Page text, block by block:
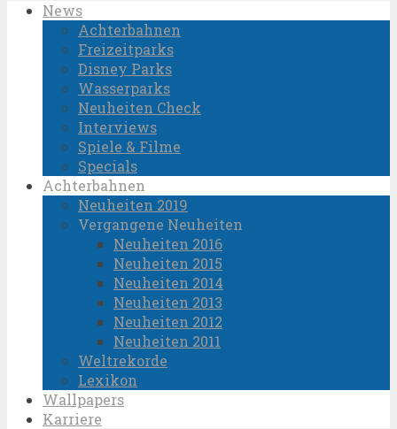
News
Achterbahnen
Freizeitparks
Disney Parks
Wasserparks
Neuheiten Check
Interviews
Spiele & Filme
Specials
Achterbahnen
Neuheiten 2019
Vergangene Neuheiten
Neuheiten 2016
Neuheiten 2015
Neuheiten 2014
Neuheiten 2013
Neuheiten 2012
Neuheiten 2011
Weltrekorde
Lexikon
Wallpapers
Karriere